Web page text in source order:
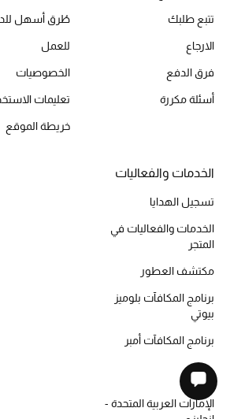
تتبع طلبك
الارجاع
فرق الدفع
أسئلة مكررة
طُرق أسهل
للعمل
الخصوصيات
تعليمات
خريطة الموقع
الخدمات والفعاليات
تسجيل الهدايا
الخدمات والفعاليات في
المتجر
مكتشف العطور
برنامج المكافآت بلوميز
بيوتي
برنامج المكافآت أمبر
موقع
الإمارات العربية المتحدة -